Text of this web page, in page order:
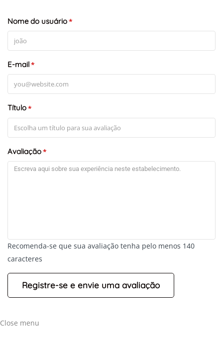
Nome do usuário*
E-mail*
Título*
Avaliação*
Recomenda-se que sua avaliação tenha pelo menos 140
caracteres
Close menu